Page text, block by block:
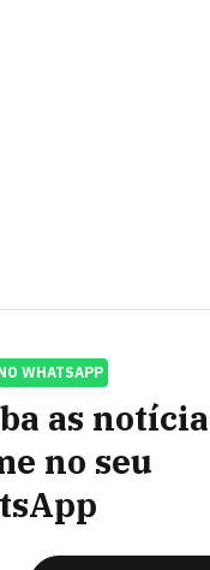
WHATSAPP
as
no seu